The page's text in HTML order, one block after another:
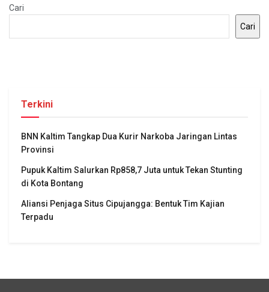
Cari
Cari
Terkini
BNN Kaltim Tangkap Dua Kurir Narkoba Jaringan Lintas
Provinsi
Pupuk Kaltim Salurkan Rp858,7 Juta untuk Tekan Stunting
di Kota Bontang
Aliansi Penjaga Situs Cipujangga: Bentuk Tim Kajian
Terpadu